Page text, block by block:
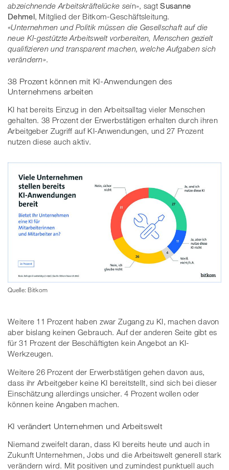
abzeichnende Arbeitskräftelücke sein», sagtSusanne
Dehmel, Mitglied der Bitkom-Geschäftsleitung.
«Unternehmen und Politik müssen die Gesellschaft auf die
neue KI-gestützte Arbeitswelt vorbereiten, Menschen gezielt
qualifizieren und transparent machen, welche Aufgaben sich
verändern».
38 Prozent können mit KI-Anwendungen des
Unternehmens arbeiten
KI hat bereits Einzug in den Arbeitsalltag vieler Menschen
gehalten. 38 Prozent der Erwerbstätigen erhalten durch ihren
Arbeitgeber Zugriff auf KI-Anwendungen, und 27 Prozent
nutzen diese auch aktiv.
Quelle: Bitkom
Weitere 11 Prozent haben zwar Zugang zu KI, machen davon
aber bislang keinen Gebrauch. Auf der anderen Seite gibt es
für 31 Prozent der Beschäftigten kein Angebot an KI-
Werkzeugen.
Weitere 26 Prozent der Erwerbstätigen gehen davon aus,
dass ihr Arbeitgeber keine KI bereitstellt, sind sich bei dieser
Einschätzung allerdings unsicher. 4 Prozent wollen oder
können keine Angaben machen.
KI verändert Unternehmen und Arbeitswelt
Niemand zweifelt daran, dass KI bereits heute und auch in
Zukunft Unternehmen, Jobs und die Arbeitswelt generell stark
verändern wird. Mit positiven und zumindest punktuell auch